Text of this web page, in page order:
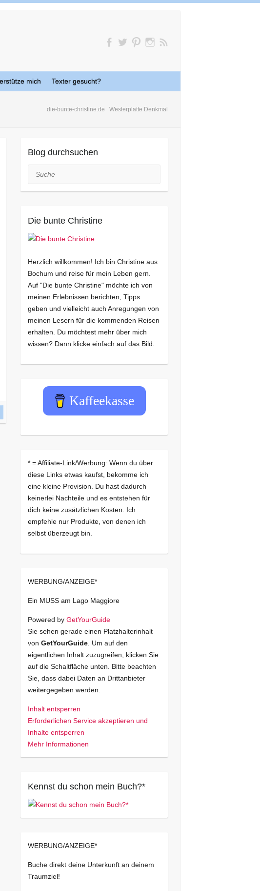
mich Texter gesucht?
die-bunte-christine.de Westerplatte Denkmal
Blog durchsuchen
Suche
Die bunte Christine
Herzlich willkommen! Ich bin Christine aus
Bochum und reise für mein Leben gern.
Auf "Die bunte Christine" möchte ich von
meinen Erlebnissen berichten, Tipps
geben und vielleicht auch Anregungen von
meinen Lesern für die kommenden Reisen
erhalten. Du möchtest mehr über mich
wissen? Dann klicke einfach auf das Bild.
Kaffeekasse
* = Affiliate-Link/Werbung: Wenn du über
diese Links etwas kaufst, bekomme ich
eine kleine Provision. Du hast dadurch
keinerlei Nachteile und es entstehen für
dich keine zusätzlichen Kosten. Ich
empfehle nur Produkte, von denen ich
selbst überzeugt bin.
WERBUNG/ANZEIGE*
Ein MUSS am Lago Maggiore
Powered by GetYourGuide
Sie sehen gerade einen Platzhalterinhalt
von GetYourGuide. Um auf den
eigentlichen Inhalt zuzugreifen, klicken Sie
auf die Schaltfläche unten. Bitte beachten
Sie, dass dabei Daten an Drittanbieter
weitergegeben werden.
Inhalt entsperren
Erforderlichen Service akzeptieren und
Inhalte entsperren
Mehr Informationen
Kennst du schon mein Buch?*
WERBUNG/ANZEIGE*
Buche direkt deine Unterkunft an deinem
Traumziel!